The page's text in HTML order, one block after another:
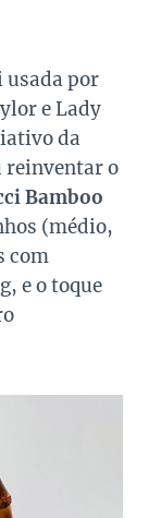
usada por
e Lady
da
reinventar o
Bamboo
(médio,
com
e o toque